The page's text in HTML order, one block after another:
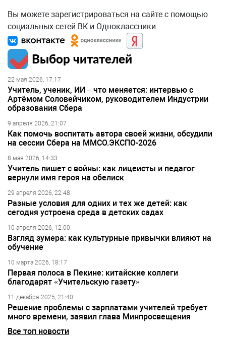
Вы можете зарегистрироваться на сайте с помощью
социальных сетей ВК и Одноклассники
Выбор читателей
22 мая 2026, 17:17
Учитель, ученик, ИИ – что меняется: интервью с
Артёмом Соловейчиком, руководителем Индустрии
образования Сбера
9 апреля 2026, 21:07
Как помочь воспитать автора своей жизни, обсудили
на сессии Сбера на ММСО.ЭКСПО-2026
8 мая 2026, 14:33
Учитель пишет с войны: как лицеисты и педагог
вернули имя героя на обелиск
29 апреля 2026, 22:48
Разные условия для одних и тех же детей: как
сегодня устроена среда в детских садах
10 апреля 2026, 12:00
Взгляд зумера: как культурные привычки влияют на
обучение
10 марта 2026, 18:17
Первая полоса в Пекине: китайские коллеги
благодарят «Учительскую газету»
11 декабря 2025, 21:40
Решение проблемы с зарплатами учителей требует
много времени, заявил глава Минпросвещения
Все топ новости